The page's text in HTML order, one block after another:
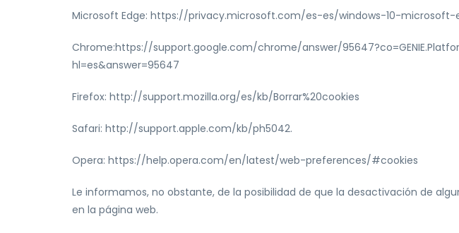
Microsoft Edge: https://privacy.microsoft.com/es-es/windows-10-
Chrome:https://support.google.com/chrome/answer/
hl=es&answer=95647
Firefox: http://support.mozilla.org/es/kb/Borrar%20cookies
Safari: http://support.apple.com/kb/ph5042.
Opera: https://help.opera.com/en/latest/web-preferences/#cookies
Le informamos, no obstante, de la posibilidad de que la desactivación de
en la página web.